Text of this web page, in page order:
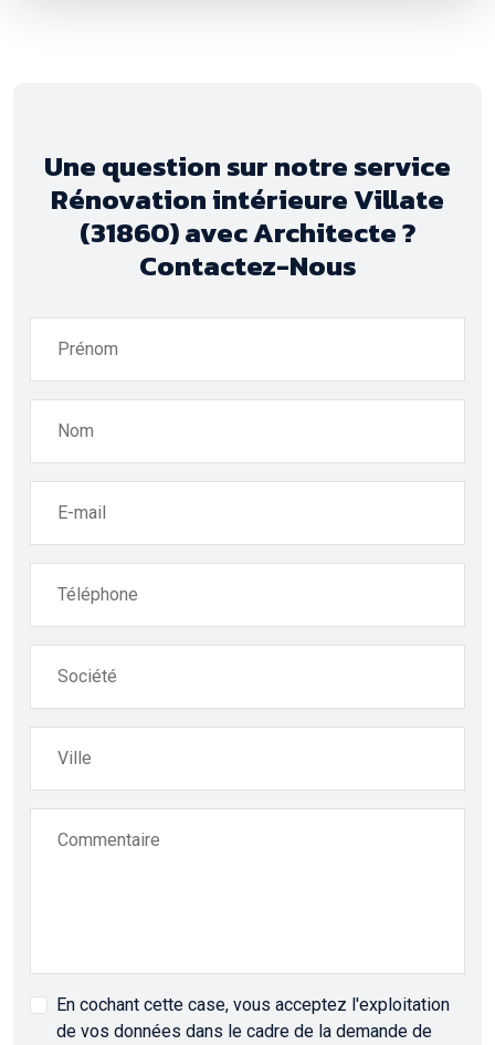
Une question sur notre service
Rénovation intérieure Villate
(31860) avec Architecte ?
Contactez-Nous
Prénom
Nom
E-mail
Téléphone
Société
Ville
Commentaire
En cochant cette case, vous acceptez l'exploitation
de vos données dans le cadre de la demande de